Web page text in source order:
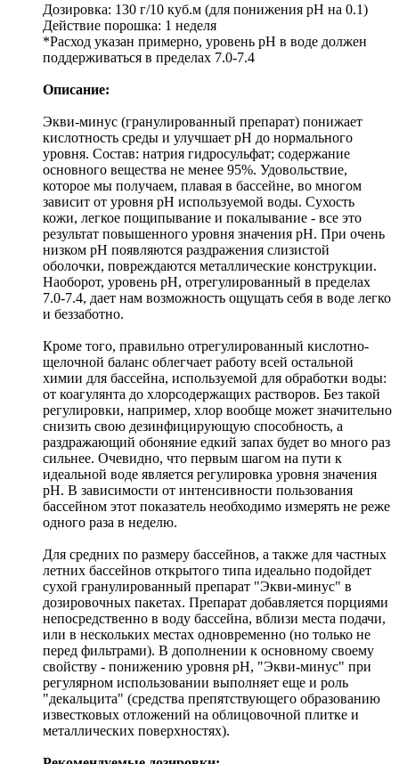
Дозировка: 130 г/10 куб.м (для понижения pH на 0.1)
Действие порошка: 1 неделя
*Расход указан примерно, уровень pH в воде должен
поддерживаться в пределах 7.0-7.4
Описание:
Экви-минус (гранулированный препарат) понижает
кислотность среды и улучшает pH до нормального
уровня. Состав: натрия гидросульфат; содержание
основного вещества не менее 95%. Удовольствие,
которое мы получаем, плавая в бассейне, во многом
зависит от уровня рН используемой воды. Сухость
кожи, легкое пощипывание и покалывание - все это
результат повышенного уровня значения рН. При очень
низком рН появляются раздражения слизистой
оболочки, повреждаются металлические конструкции.
Наоборот, уровень рН, отрегулированный в пределах
7.0-7.4, дает нам возможность ощущать себя в воде легко
и беззаботно.
Кроме того, правильно отрегулированный кислотно-
щелочной баланс облегчает работу всей остальной
химии для бассейна, используемой для обработки воды:
от коагулянта до хлорсодержащих растворов. Без такой
регулировки, например, хлор вообще может значительно
снизить свою дезинфицирующую способность, а
раздражающий обоняние едкий запах будет во много раз
сильнее. Очевидно, что первым шагом на пути к
идеальной воде является регулировка уровня значения
рН. В зависимости от интенсивности пользования
бассейном этот показатель необходимо измерять не реже
одного раза в неделю.
Для средних по размеру бассейнов, а также для частных
летних бассейнов открытого типа идеально подойдет
сухой гранулированный препарат "Экви-минус" в
дозировочных пакетах. Препарат добавляется порциями
непосредственно в воду бассейна, вблизи места подачи,
или в нескольких местах одновременно (но только не
перед фильтрами). В дополнении к основному своему
свойству - понижению уровня рН, "Экви-минус" при
регулярном использовании выполняет еще и роль
"декальцита" (средства препятствующего образованию
известковых отложений на облицовочной плитке и
металлических поверхностях).